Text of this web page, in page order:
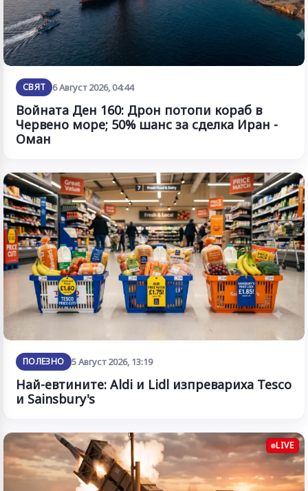
СВЯТ 6 Август 2026, 04:44
Войната Ден 160: Дрон потопи кораб в
Червено море; 50% шанс за сделка Иран -
Оман
ПОЛЕЗНО 5 Август 2026, 13:19
Най-евтините: Aldi и Lidl изпревариха Tesco
и Sainsbury's
LIVE